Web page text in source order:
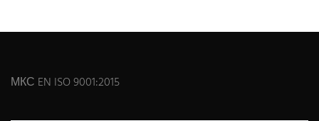
МКС EN ISO 9001:2015